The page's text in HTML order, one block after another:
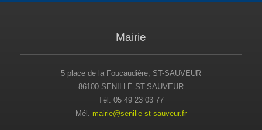
Mairie
5 place de la Foucaudière, ST-SAUVEUR
86100 SENILLÉ ST-SAUVEUR
Tél. 05 49 23 03 77
Mél. mairie@senille-st-sauveur.fr